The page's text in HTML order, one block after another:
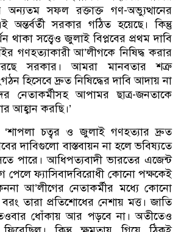
অন্যতম সফল রক্তাক্ত গণ-অভ্যুত্থানের
অন্তর্বর্তী সরকার গঠিত হয়েছে। কিন্তু
থাকা সত্ত্বেও জুলাই বিপ্লবের প্রথম দাবি
গণহত্যাকারী আ’লীগকে নিষিদ্ধ করার
সরকার। আমরা মানবতার শত্রু
হিসেবে দ্রুত নিষিদ্ধের দাবি আদায় না
নেতাকর্মীসহ আপামর ছাত্র-জনতাকে
আহ্বান করছি।’
চত্বর ও জুলাই গণহত্যার দ্রুত
দাবিগুলো বাস্তবায়ন না হলে ভবিষ্যতে
পারে। আধিপত্যবাদী ভারতের এজেন্ট
ফ্যাসিবাদবিরোধী কোনো পক্ষকেই
আ’লীগের নেতাকর্মীর মধ্যে কোনো
তারা প্রতিশোধের নেশায় মত্ত। জাতি
ধোঁকায় আর পড়বে না। অতীতেও